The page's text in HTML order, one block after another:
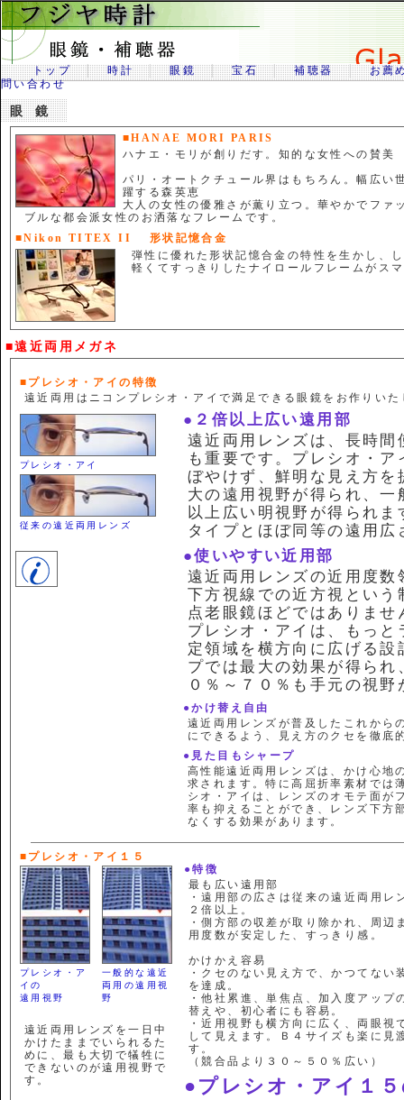
トップ│時計│眼鏡│宝石│補聴器│お薦
問い合わせ
眼鏡
■HANAE MORI PARIS
ハナエ・モリが創りだす。知的な女性への賛美
パリ・オートクチュール界はもちろん。幅広い
躍する森英恵
大人の女性の優雅さが薫り立つ。華やかでファ
ブルな都会派女性のお洒落なフレームです。
■Nikon TITEX II 形状記憶合金
弾性に優れた形状記憶合金の特性を生かし、
軽くてすっきりしたナイロールフレームがス
■遠近両用メガネ
■プレシオ・アイの特徴
遠近両用はニコンプレシオ・アイで満足できる眼鏡をお作りいた
プレシオ・アイ
従来の遠近両用レンズ
●２倍以上広い遠用部
遠近両用レンズは、長時
も重要です。プレシオ・
ぼやけず、鮮明な見え方
大の遠用視野が得られ、
以上広い明視野が得られ
タイプとほぼ同等の遠用広
●使いやすい近用部
遠近両用レンズの近用度
下方視線での近方視とい
点老眼鏡ほどではありませ
プレシオ・アイは、もっ
定領域を横方向に広げる
プでは最大の効果が得ら
０％～７０％も手元の視
●かけ替え自由
遠近両用レンズが普及したこれから
にできるよう、見え方のクセを徹底
●見た目もシャープ
高性能遠近両用レンズは、かけ心地
求されます。特に高屈折率素材では
シオ・アイは、レンズのオモテ面が
率も抑えることができ、レンズ下方
なくする効果があります。
■プレシオ・アイ１５
プレシオ・ア
イの
遠用視野
一般的な遠近
両用の遠用視
野
遠近両用レンズを一日中
かけたままでいられるた
めに、最も大切で犠牲に
できないのが遠用視野で
す。
●特徴
最も広い遠用部
・遠用部の広さは従来の遠近両用レ
２倍以上。
・側方部の収差が取り除かれ、周辺
用度数が安定した、すっきり感。
かけかえ容易
・クセのない見え方で、かつてない
を達成。
・他社累進、単焦点、加入度アップ
替えや、初心者にも容易。
・近用視野も横方向に広く、両眼視
して見えます。Ｂ４サイズも楽に見
す。
（競合品より３０～５０％広い）
●プレシオ・アイ１